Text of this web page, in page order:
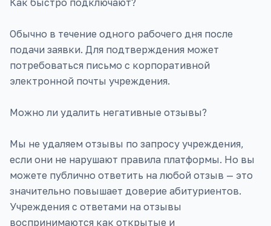
Как быстро подключают?
Обычно в течение одного рабочего дня после
подачи заявки. Для подтверждения может
потребоваться письмо с корпоративной
электронной почты учреждения.
Можно ли удалить негативные отзывы?
Мы не удаляем отзывы по запросу учреждения,
если они не нарушают правила платформы. Но вы
можете публично ответить на любой отзыв — это
значительно повышает доверие абитуриентов.
Учреждения с ответами на отзывы
воспринимаются как открытые и